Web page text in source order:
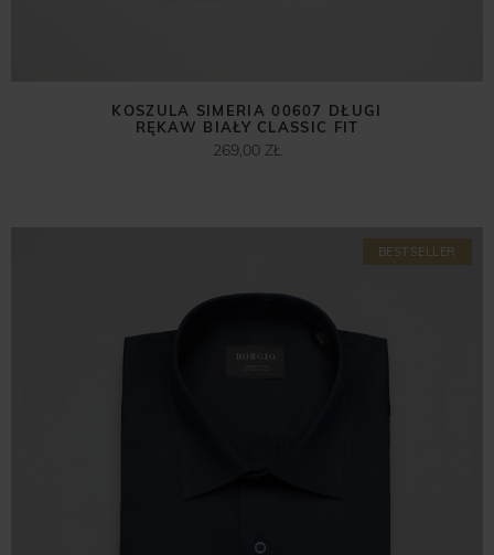
KOSZULA SIMERIA 00607 DŁUGI
RĘKAW BIAŁY CLASSIC FIT
269,00 ZŁ
BESTSELLER